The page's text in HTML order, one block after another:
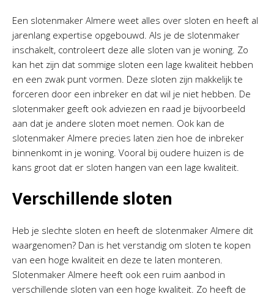
Een slotenmaker Almere weet alles over sloten en heeft al
jarenlang expertise opgebouwd. Als je de slotenmaker
inschakelt, controleert deze alle sloten van je woning. Zo
kan het zijn dat sommige sloten een lage kwaliteit hebben
en een zwak punt vormen. Deze sloten zijn makkelijk te
forceren door een inbreker en dat wil je niet hebben. De
slotenmaker geeft ook adviezen en raad je bijvoorbeeld
aan dat je andere sloten moet nemen. Ook kan de
slotenmaker Almere precies laten zien hoe de inbreker
binnenkomt in je woning. Vooral bij oudere huizen is de
kans groot dat er sloten hangen van een lage kwaliteit.
Verschillende sloten
Heb je slechte sloten en heeft de slotenmaker Almere dit
waargenomen? Dan is het verstandig om sloten te kopen
van een hoge kwaliteit en deze te laten monteren.
Slotenmaker Almere heeft ook een ruim aanbod in
verschillende sloten van een hoge kwaliteit. Zo heeft de